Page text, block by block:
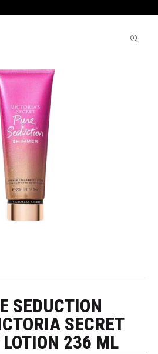
SEDUCTION
SECRET
236 ML